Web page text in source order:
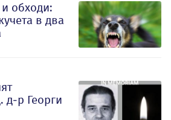
обходи:
в два
д-р Георги